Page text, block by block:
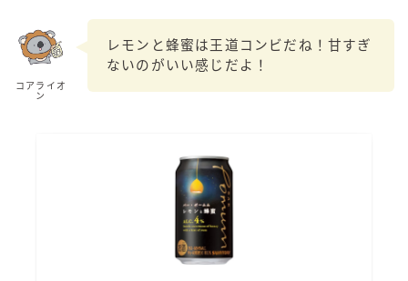
コアライオ
ン
レモンと蜂蜜は王道コンビだね！甘すぎ
ないのがいい感じだよ！